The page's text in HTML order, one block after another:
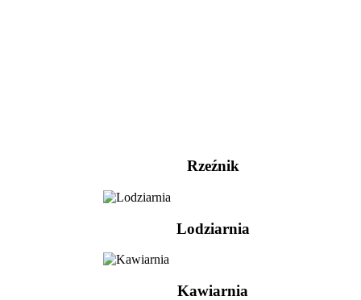
Rzeźnik
Lodziarnia
Kawiarnia